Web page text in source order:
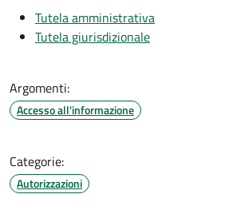
Tutela amministrativa
Tutela giurisdizionale
Argomenti:
Accesso all'informazione
Categorie:
Autorizzazioni